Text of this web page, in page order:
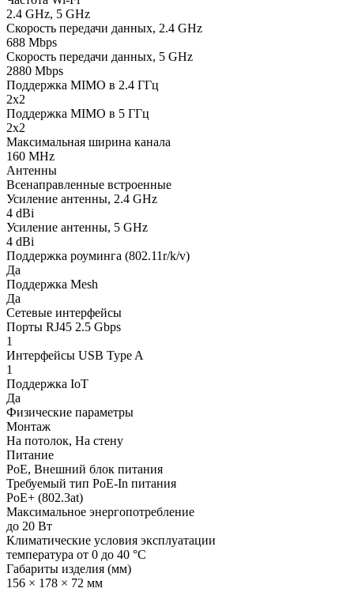
2.4 GHz, 5 GHz
Скорость передачи данных, 2.4 GHz
688 Mbps
Скорость передачи данных, 5 GHz
2880 Mbps
Поддержка MIMO в 2.4 ГГц
2x2
Поддержка MIMO в 5 ГГц
2x2
Максимальная ширина канала
160 MHz
Антенны
Всенаправленные встроенные
Усиление антенны, 2.4 GHz
4 dBi
Усиление антенны, 5 GHz
4 dBi
Поддержка роуминга (802.11r/k/v)
Да
Поддержка Mesh
Да
Сетевые интерфейсы
Порты RJ45 2.5 Gbps
1
Интерфейсы USB Type A
1
Поддержка IoT
Да
Физические параметры
Монтаж
На потолок, На стену
Питание
PoE, Внешний блок питания
Требуемый тип PoE-In питания
PoE+ (802.3at)
Максимальное энергопотребление
до 20 Вт
Климатические условия эксплуатации
температура от 0 до 40 °C
Габариты изделия (мм)
156 × 178 × 72 мм